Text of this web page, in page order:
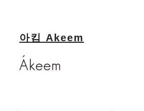
아킴 Akeem